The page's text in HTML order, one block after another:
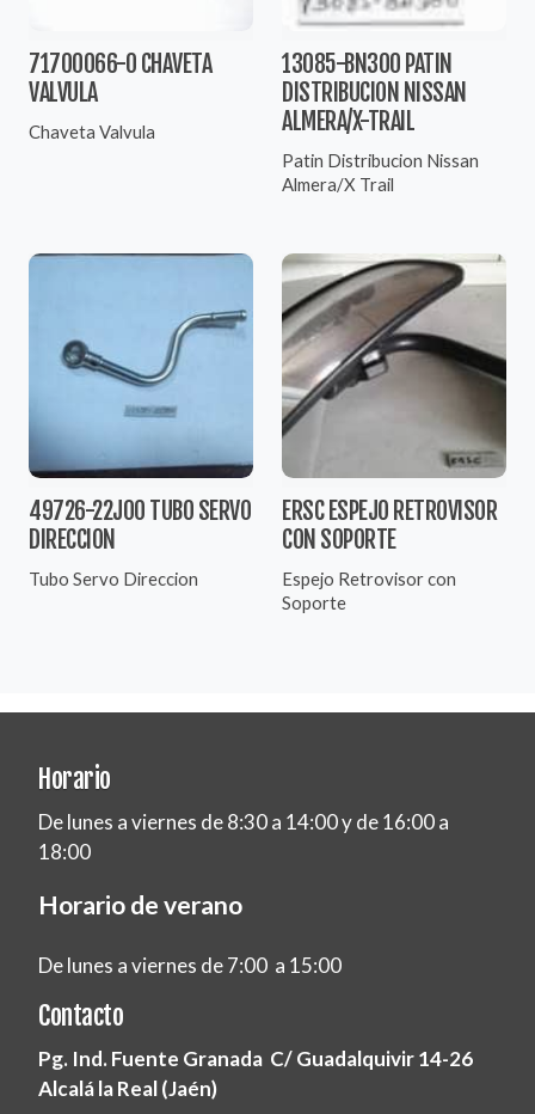
71700066-0 CHAVETA
VALVULA
Chaveta Valvula
13085-BN300 PATIN
DISTRIBUCION NISSAN
ALMERA/X-TRAIL
Patin Distribucion Nissan
Almera/X Trail
49726-22J00 TUBO SERVO
DIRECCION
Tubo Servo Direccion
ERSC ESPEJO RETROVISOR
CON SOPORTE
Espejo Retrovisor con
Soporte
Horario
De lunes a viernes de 8:30 a 14:00 y de 16:00 a
18:00
Horario de verano
De lunes a viernes de 7:00 a 15:00
Contacto
Pg. Ind. Fuente Granada C/ Guadalquivir 14-26
Alcalá la Real (Jaén)